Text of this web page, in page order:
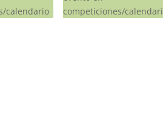
calendario
competiciones/